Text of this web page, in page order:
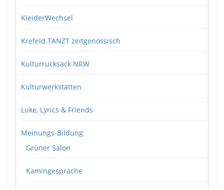
KleiderWechsel
Krefeld TANZT zeitgenössisch
Kulturrucksack NRW
Kulturwerkstätten
Luke, Lyrics & Friends
Meinungs-Bildung
Grüner Salon
Kamingespräche